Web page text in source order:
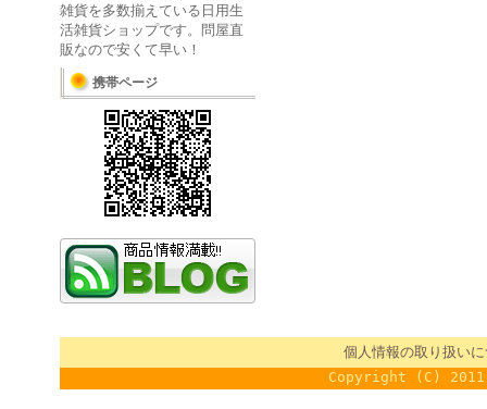
雑貨を多数揃えている日用生
活雑貨ショップです。問屋直
販なので安くて早い！
携帯ページ
個人情報の取り扱い
Copyright (C)